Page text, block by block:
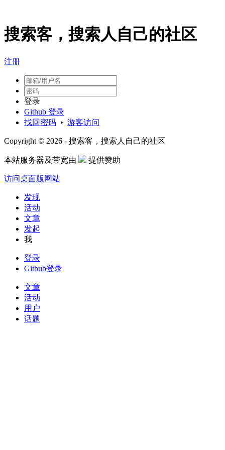
搜索客，搜索人自己的社区
注册
登录
Github 登录
找回密码 • 游客访问
Copyright © 2026 - 搜索客，搜索人自己的社区
本站服务器及带宽由 提供赞助
访问桌面版网站
发现
活动
文章
发起
我
登录
Github登录
文章
活动
用户
话题